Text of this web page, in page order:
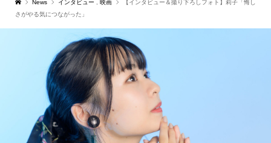
News インタビュー 映画
【インタビュー＆撮り下ろしフォト】莉子「悔し
さがやる気につながった」